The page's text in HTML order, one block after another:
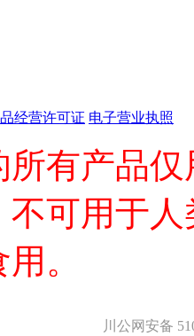
经营许可证 电子营业执照
有产品
可用于
。
川公网安备